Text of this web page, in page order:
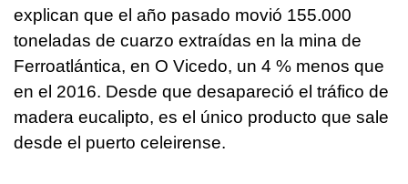
explican que el año pasado movió 155.000
toneladas de cuarzo extraídas en la mina de
Ferroatlántica, en O Vicedo, un 4 % menos que
en el 2016. Desde que desapareció el tráfico de
madera eucalipto, es el único producto que sale
desde el puerto celeirense.